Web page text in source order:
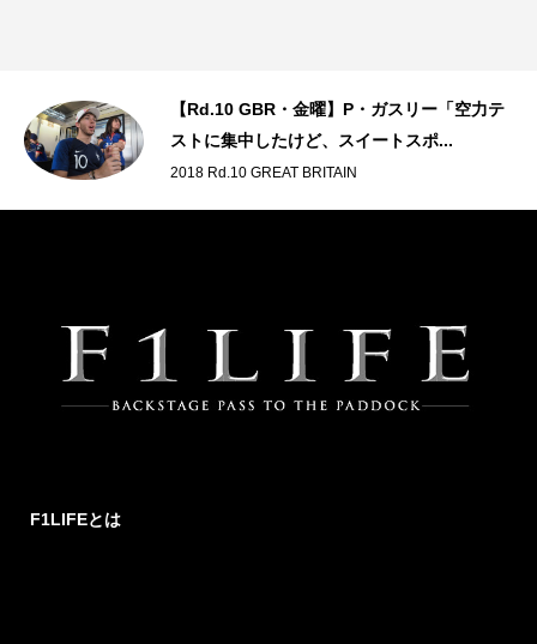
【Rd.10 GBR・金曜】P・ガスリー「空力テ
ストに集中したけど、スイートスポ...
2018 Rd.10 GREAT BRITAIN
F1LIFEとは